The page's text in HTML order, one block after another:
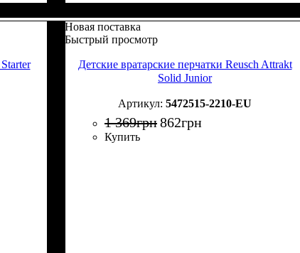
Новая поставка
Быстрый просмотр
Детские вратарские перчатки Reusch Attrakt
Solid Junior
5472515-2210-EU
1 369грн862грн
Купить